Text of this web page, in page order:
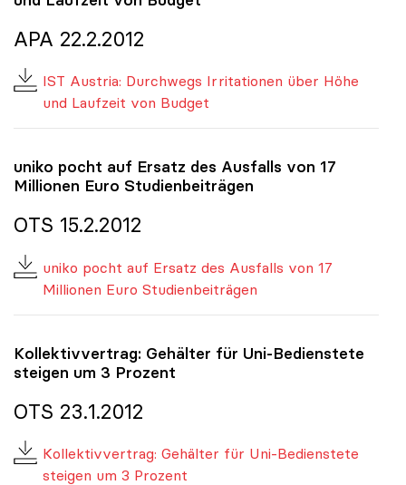
APA 22.2.2012
IST Austria: Durchwegs Irritationen über Höhe
und Laufzeit von Budget
uniko pocht auf Ersatz des Ausfalls von 17
Millionen Euro Studienbeiträgen
OTS 15.2.2012
uniko pocht auf Ersatz des Ausfalls von 17
Millionen Euro Studienbeiträgen
Kollektivvertrag: Gehälter für Uni-Bedienstete
steigen um 3 Prozent
OTS 23.1.2012
Kollektivvertrag: Gehälter für Uni-Bedienstete
steigen um 3 Prozent